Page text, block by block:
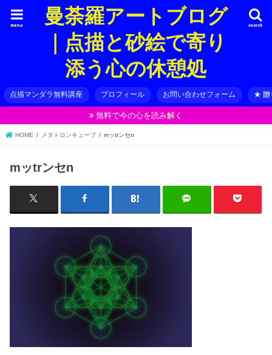
曼荼羅アートブログ
｜点描と砂絵で寄り
添う心の休憩処
search
menu
点描マンダラ無料講座 プロフィール お問い合わせフォーム ★ 贈
無料で今の心を読み解く
HOME メタトロンキューブ mッtrンセn
mッtrンセn